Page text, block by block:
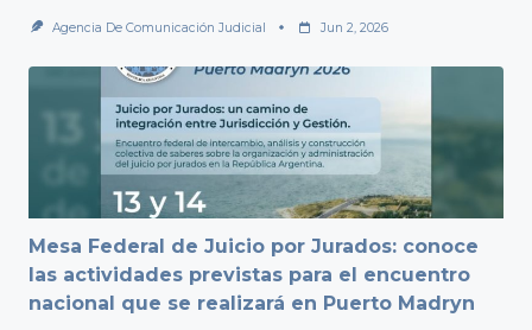
Agencia De Comunicación Judicial Jun 2, 2026
Mesa Federal de Juicio por Jurados: conoce
las actividades previstas para el encuentro
nacional que se realizará en Puerto Madryn